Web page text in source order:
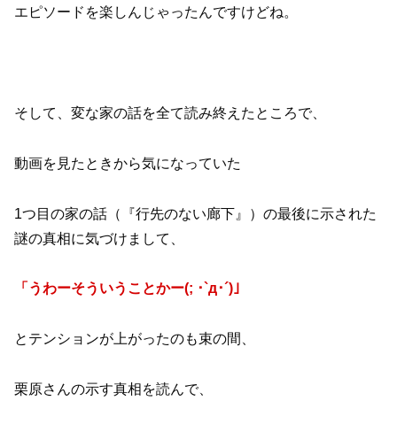
エピソードを楽しんじゃったんですけどね。
そして、変な家の話を全て読み終えたところで、
動画を見たときから気になっていた
1つ目の家の話（『行先のない廊下』）の最後に示された
謎の真相に気づけまして、
「うわーそういうことかー(; ･`д･´)」
とテンションが上がったのも束の間、
栗原さんの示す真相を読んで、